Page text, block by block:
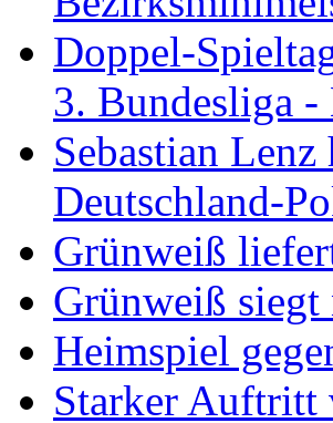
Doppel-
3. Bundesliga -
Sebastian
Deutschland-
Grünweiß
Grünweiß siegt
Heimspiel
Starker Auftritt